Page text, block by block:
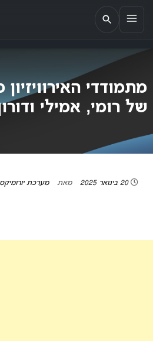
EUROMIX
אתר הבית של האירוויזיון בישראל
מתמודדי
של רומי, אמילי
20 בינואר 2025 מאת מערכת יורומיקס